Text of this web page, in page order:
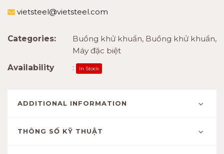
vietsteel@vietsteel.com
Categories: Buồng khử khuẩn, Buồng khử khuẩn,
Máy đặc biệt
Availability
: In Stock
ADDITIONAL INFORMATION
THÔNG SỐ KỸ THUẬT